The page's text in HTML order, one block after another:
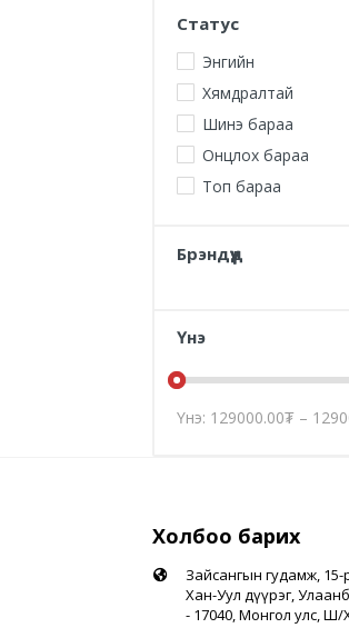
Статус
Энгийн
Хямдралтай
Шинэ бараа
Онцлох бараа
Топ бараа
Брэндүүд
Үнэ
Үнэ: 129000.00₮ –
Холбоо барих
Зайсангын гудамж, 15-
Хан-Уул дүүрэг,
- 17040, Монгол улс, Ш/